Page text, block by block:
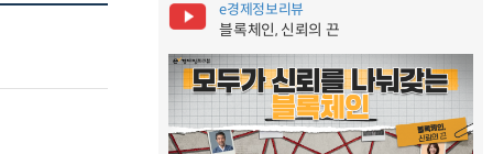
e경제정보리뷰
블록체인, 신뢰의 끈